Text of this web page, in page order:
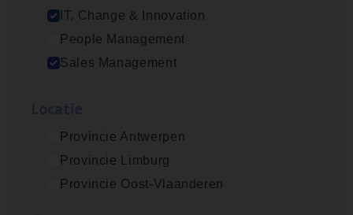
IT, Change & Innovation
People Management
Sales Management
Provincie Antwerpen
Provincie Limburg
Provincie Oost-Vlaanderen
Insu­ran­ce Bro­kerKMO
Cor­po­ra­te Insu­ran­ce Bro­ker Property